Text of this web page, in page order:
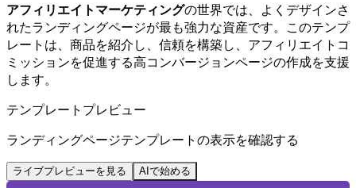
アフィリエイトマーケティングの世界では、よくデザインさ
れたランディングページが最も強力な資産です。このテンプ
レートは、商品を紹介し、信頼を構築し、アフィリエイトコ
ミッションを促進する高コンバージョンページの作成を支援
します。
テンプレートプレビュー
ランディングページテンプレートの表示を確認する
ライブプレビューを見る AIで始める